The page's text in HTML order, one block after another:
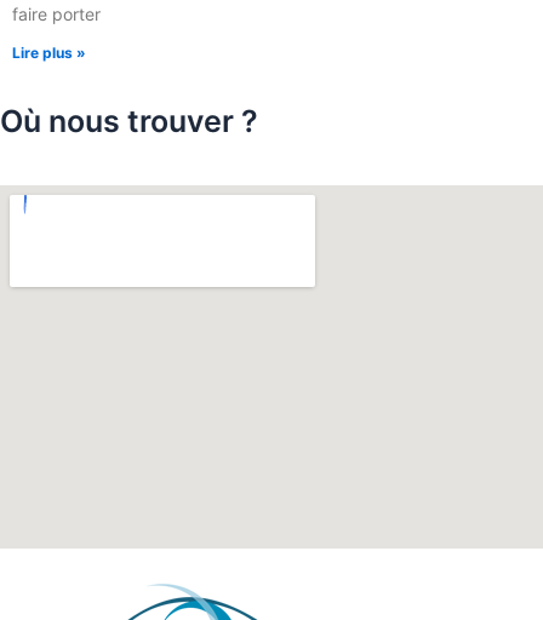
faire porter
Lire plus »
Où nous trouver ?